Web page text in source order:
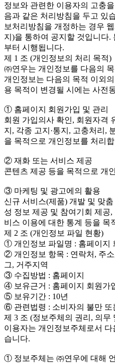
정보와 관련한 이용자의 고충
음과 같은 처리방침을 두고 있
보처리방침을 개정하는 경우
지)을 통하여 공지할 것입니다.
부터 시행됩니다.
제 1 조 (개인정보의 처리 목적)
㈜연우는 개인정보를 다음의
개인정보는 다음의 목적 이외
용 목적이 변경될 시에는 사전
① 홈페이지 회원가입 및 관리
회원 가입의사 확인, 회원자격
지, 각종 고지·통지, 고충처리,
을 목적으로 개인정보를 처리
② 재화 또는 서비스 제공
콘텐츠 제공 등을 목적으로 개
③ 마케팅 및 광고에의 활용
신규 서비스(제품) 개발 및 맞
성 정보 제공 및 참여기회 제공
비스 이용에 대한 통계 등을 목
제 2 조 (개인정보 파일 현황)
① 개인정보 파일명 : 홈페이지
② 개인정보 항목 : 연락처, 주
그, 거주지역
③ 수집방법 : 홈페이지
④ 보유근거 : 홈페이지 회원가
⑤ 보유기간 : 10년
⑥ 관련법령 : 소비자의 불만 또
제 3 조 (정보주체의 권리, 의무
이용자는 개인정보주체로서
습니다.
① 정보주체는 ㈜연우에 대해